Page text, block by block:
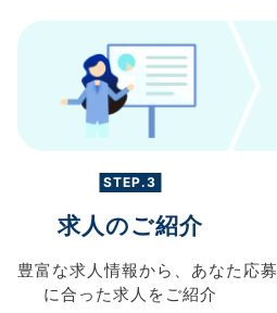
STEP.3
求人のご紹介
豊富な求人情報から、 あなた
に合った求人を ご紹介
応